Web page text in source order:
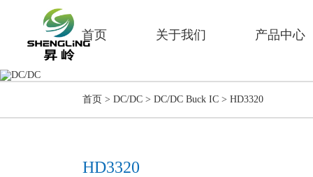
首页 关于我们 产品中心
首页 > DC/DC> DC/DC Buck IC> HD3320
HD3320